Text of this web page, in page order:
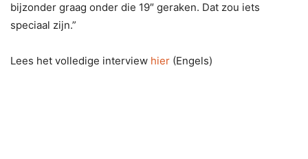
bijzonder graag onder die 19″ geraken. Dat zou iets
speciaal zijn.”
Lees het volledige interview hier (Engels)